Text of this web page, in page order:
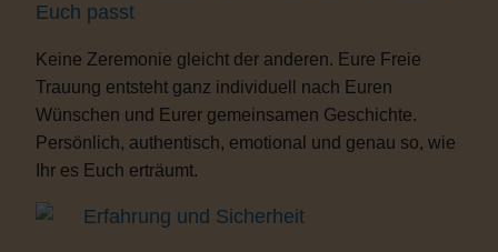
Euch passt
Keine Zeremonie gleicht der anderen. Eure Freie
Trauung entsteht ganz individuell nach Euren
Wünschen und Eurer gemeinsamen Geschichte.
Persönlich, authentisch, emotional und genau so, wie
Ihr es Euch erträumt.
Erfahrung und Sicherheit